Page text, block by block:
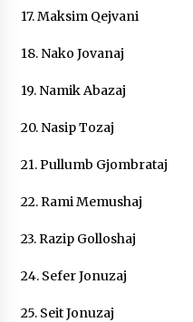
17. Maksim Qejvani
18. Nako Jovanaj
19. Namik Abazaj
20. Nasip Tozaj
21. Pullumb Gjombrataj
22. Rami Memushaj
23. Razip Golloshaj
24. Sefer Jonuzaj
25. Seit Jonuzaj